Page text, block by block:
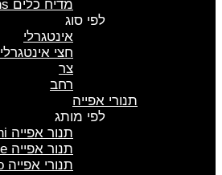
מדיח כלים Siemens
לפי סוג
אינטגרלי
חצי אינטגרלי
צר
רחב
תנורי אפייה
לפי מותג
תנור אפייה Delonghi
תנור אפייה Miele
תנורי אפייה beko